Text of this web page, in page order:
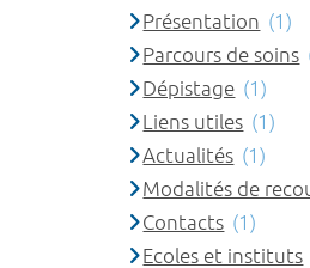
Présentation (1)
Parcours de soins
Dépistage (1)
Liens utiles (1)
Actualités (1)
Modalités de
Contacts (1)
Ecoles et instituts